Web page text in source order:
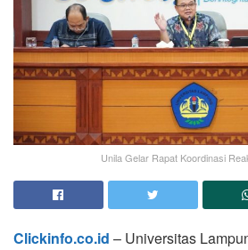
Unila Gelar Rapat Koordinasi
Clickinfo.co.id – Universitas